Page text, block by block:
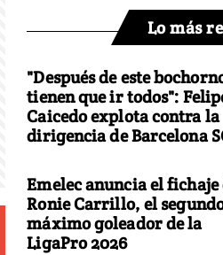
Lo más
"Después de este
tienen que ir todos":
Caicedo explota contra la
dirigencia de Barcelona
Emelec anuncia el fichaje
Ronie Carrillo, el
máximo goleador de la
LigaPro 2026